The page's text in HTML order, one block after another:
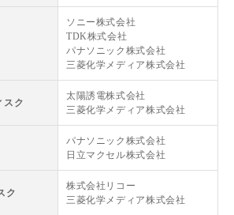
ソニー株式会社
TDK株式会社
パナソニック株式会社
三菱化学メディア株式会社
スク
太陽誘電株式会社
三菱化学メディア株式会社
パナソニック株式会社
日立マクセル株式会社
ク
株式会社リコー
三菱化学メディア株式会社